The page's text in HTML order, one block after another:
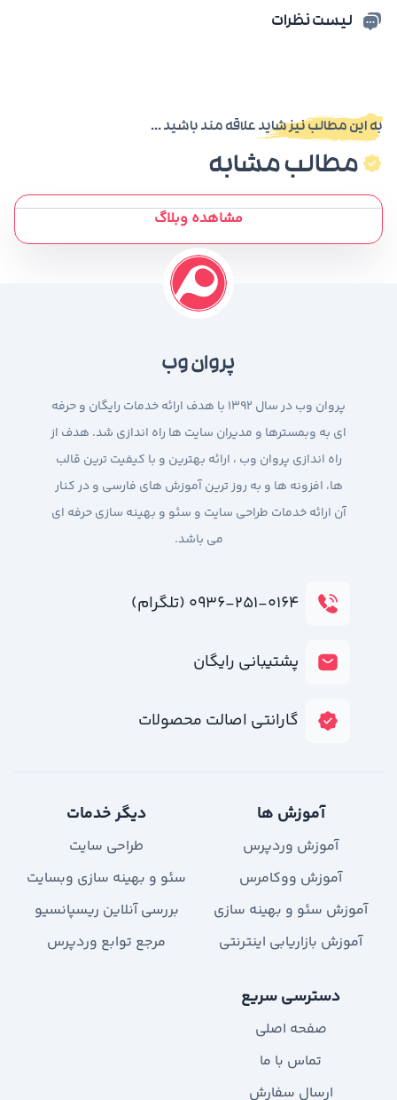
لیست نظرات
به این مطالب نیز شاید علاقه مند باشید ...
مطالب مشابه
مشاهده وبلاگ
پروان وب
پروان وب در سال 1392 با هدف ارائه خدمات رایگان و حرفه
ای به وبمسترها و مدیران سایت ها راه اندازی شد. هدف از
راه اندازی پروان وب ، ارائه بهترین و با کیفیت ترین قالب
ها، افزونه ها و به روز ترین آموزش های فارسی و در کنار
آن ارائه خدمات طراحی سایت و سئو و بهینه سازی حرفه ای
می باشد.
۰۹۳۶-۲۵۱-۰۱۶۴ (تلگرام)
پشتیبانی رایگان
گارانتی اصالت محصولات
آموزش ها
آموزش وردپرس
آموزش ووکامرس
آموزش سئو و بهینه سازی
آموزش بازاریابی اینترنتی
دیگر خدمات
طراحی سایت
سئو و بهینه سازی وبسایت
بررسی آنلاین ریسپانسیو
مرجع توابع وردپرس
دسترسی سریع
صفحه اصلی
تماس با ما
ارسال سفارش